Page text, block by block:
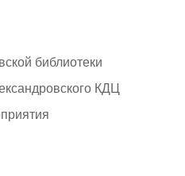
библиотеки
КДЦ